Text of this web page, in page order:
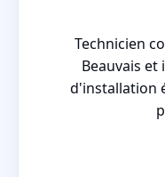
Technicien
Beauvais
d'installation